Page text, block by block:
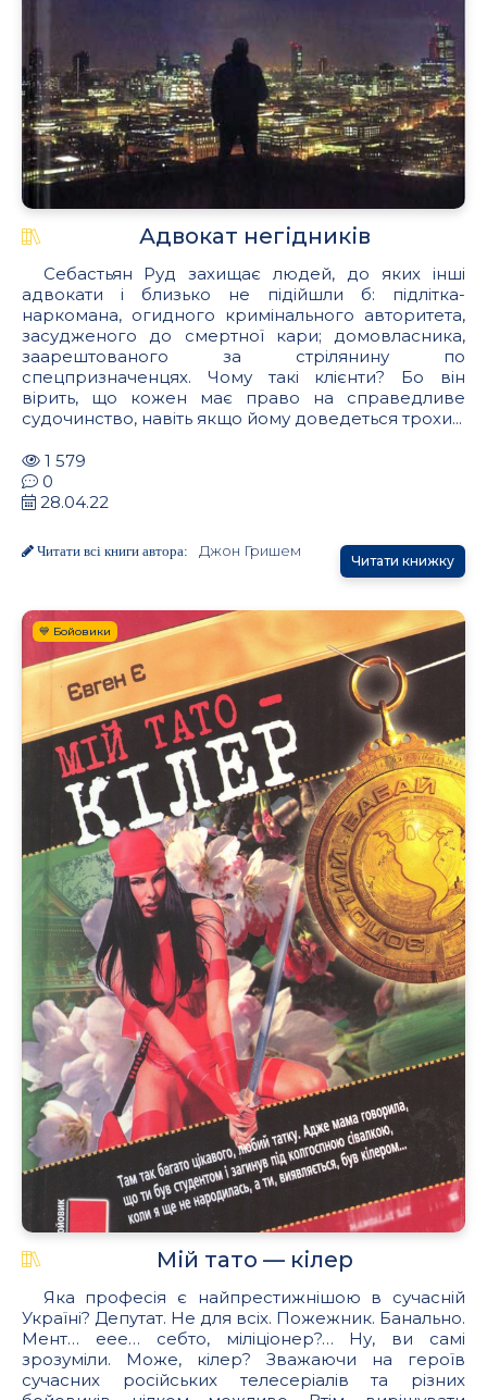
Адвокат негідників
Себастьян Руд захищає людей, до яких інші
адвокати і близько не підійшли б: підлітка-
наркомана, огидного кримінального авторитета,
засудженого до смертної кари; домовласника,
заарештованого за стрілянину по
спецпризначенцях. Чому такі клієнти? Бо він
вірить, що кожен має право на справедливе
судочинство, навіть якщо йому доведеться трохи...
1 579
0
28.04.22
Читати всі книги автора: Джон Гришем
Читати книжку
💙 Бойовики
Мій тато — кілер
Яка професія є найпрестижнішою в сучасній
Україні? Депутат. Не для всіх. Пожежник. Банально.
Мент… еее… себто, міліціонер?… Ну, ви самі
зрозуміли. Може, кілер? Зважаючи на героїв
сучасних російських телесеріалів та різних